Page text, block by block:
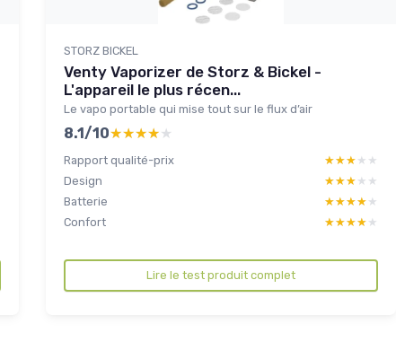
STORZ BICKEL
Venty Vaporizer de Storz & Bickel -
L'appareil le plus récen...
Le vapo portable qui mise tout sur le flux d’air
8.1/10★★★★★
★★★★★
Rapport qualité-prix ★★★★★
★★★★★
Design
★★★★★
★★★★★
Batterie
★★★★★
★★★★★
Confort
★★★★★
★★★★★
Lire le test produit complet